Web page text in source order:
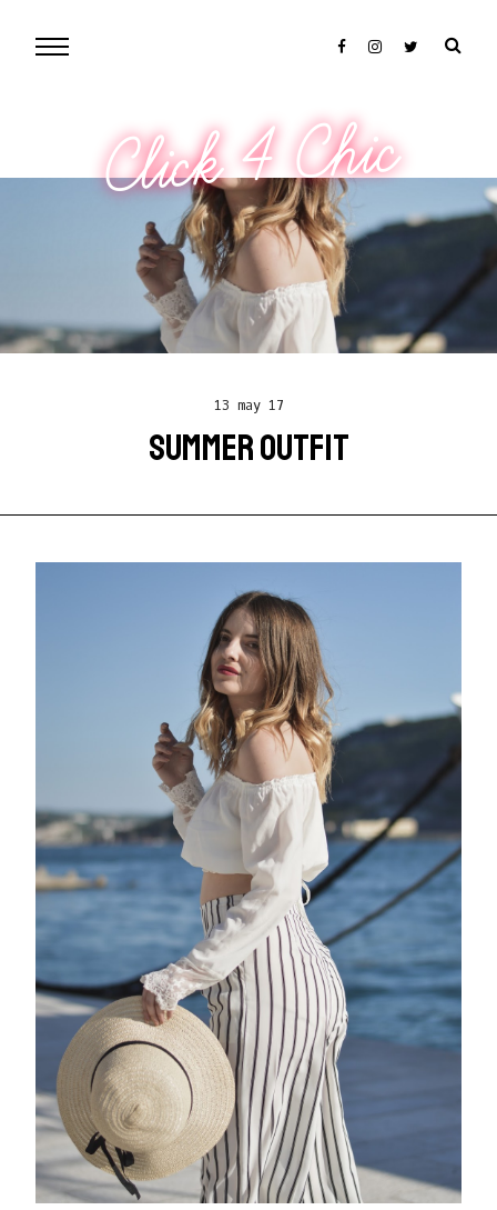
Click 4 Chic
13 may 17
SUMMER OUTFIT